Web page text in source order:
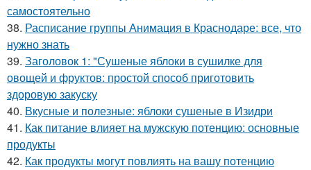
самостоятельно
38. Расписание группы Анимация в Краснодаре: все, что
нужно знать
39. Заголовок 1: "Сушеные яблоки в сушилке для
овощей и фруктов: простой способ приготовить
здоровую закуску
40. Вкусные и полезные: яблоки сушеные в Изидри
41. Как питание влияет на мужскую потенцию: основные
продукты
42. Как продукты могут повлиять на вашу потенцию